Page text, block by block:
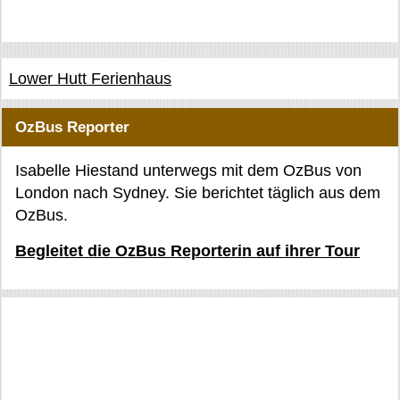
Lower Hutt Ferienhaus
OzBus Reporter
Isabelle Hiestand unterwegs mit dem OzBus von
London nach Sydney. Sie berichtet täglich aus dem
OzBus.
Begleitet die OzBus Reporterin auf ihrer Tour